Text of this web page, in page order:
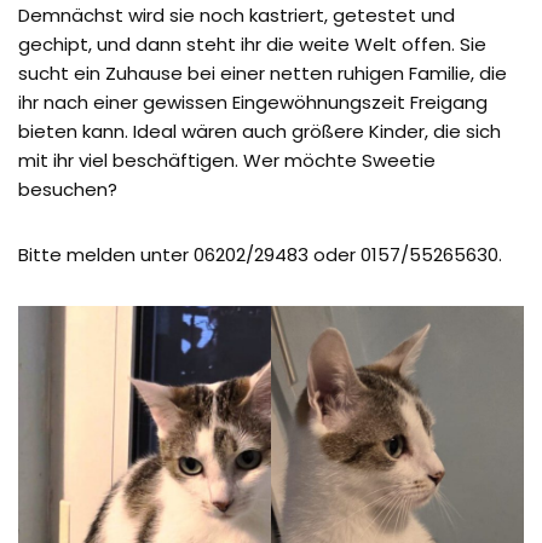
Demnächst wird sie noch kastriert, getestet und
gechipt, und dann steht ihr die weite Welt offen. Sie
sucht ein Zuhause bei einer netten ruhigen Familie, die
ihr nach einer gewissen Eingewöhnungszeit Freigang
bieten kann. Ideal wären auch größere Kinder, die sich
mit ihr viel beschäftigen. Wer möchte Sweetie
besuchen?
Bitte melden unter 06202/29483 oder 0157/55265630.